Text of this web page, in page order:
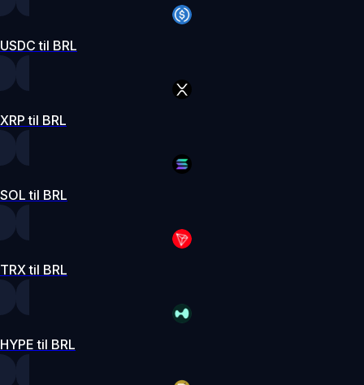
USDC til BRL
XRP til BRL
SOL til BRL
TRX til BRL
HYPE til BRL